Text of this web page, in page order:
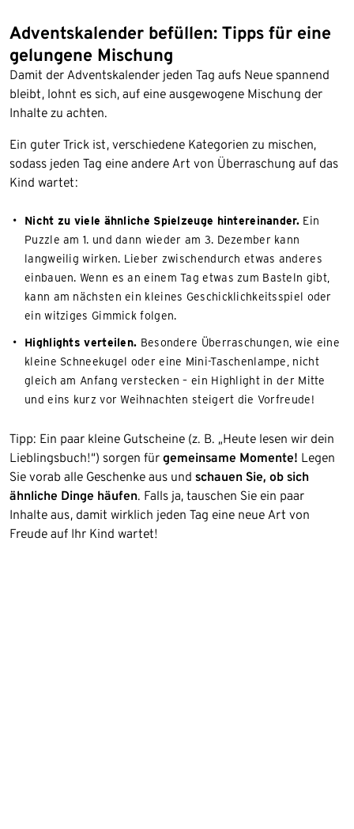
Adventskalender befüllen: Tipps für eine
gelungene Mischung
Damit der Adventskalender jeden Tag aufs Neue spannend
bleibt, lohnt es sich, auf eine ausgewogene Mischung der
Inhalte zu achten.
Ein guter Trick ist, verschiedene Kategorien zu mischen,
sodass jeden Tag eine andere Art von Überraschung auf das
Kind wartet:
Nicht zu viele ähnliche Spielzeuge hintereinander. Ein
Puzzle am 1. und dann wieder am 3. Dezember kann
langweilig wirken. Lieber zwischendurch etwas anderes
einbauen. Wenn es an einem Tag etwas zum Basteln gibt,
kann am nächsten ein kleines Geschicklichkeitsspiel oder
ein witziges Gimmick folgen.
Highlights verteilen. Besondere Überraschungen, wie eine
kleine Schneekugel oder eine Mini-Taschenlampe, nicht
gleich am Anfang verstecken – ein Highlight in der Mitte
und eins kurz vor Weihnachten steigert die Vorfreude!
Tipp: Ein paar kleine Gutscheine (z. B. „Heute lesen wir dein
Lieblingsbuch!“) sorgen für gemeinsame Momente! Legen
Sie vorab alle Geschenke aus und schauen Sie, ob sich
ähnliche Dinge häufen. Falls ja, tauschen Sie ein paar
Inhalte aus, damit wirklich jeden Tag eine neue Art von
Freude auf Ihr Kind wartet!